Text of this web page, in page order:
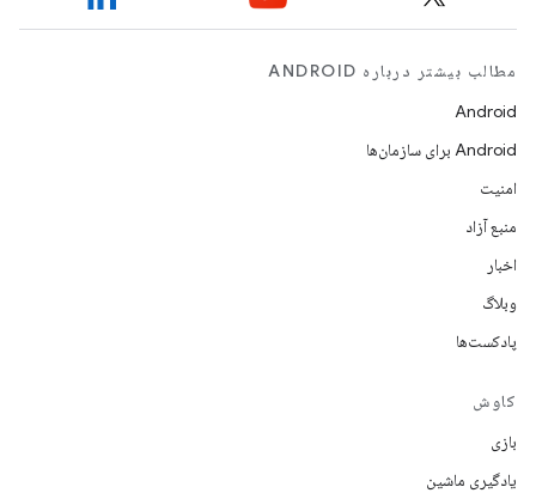
مطالب بیشتر درباره ANDROID
Android
Android برای سازمان‌ها
امنیت
منبع آزاد
اخبار
وبلاگ
پادکست‌ها
کاوش
بازی
یادگیری ماشین